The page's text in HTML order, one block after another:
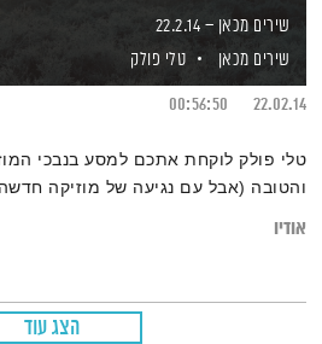
שירים מכאן – 22.2.14
שירים מכאן
טלי פולק
22.02.14
00:56:50
טלי פולק לוקחת אתכם למסע בנבכי
והטובה (אבל עם נגיעה של מוזיקה
אודיו
הצג עוד